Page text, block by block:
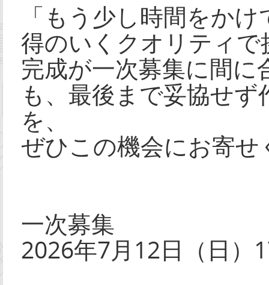
「もう少し時間をか
得のいくクオリティ
完成が一次募集に間
も、最後まで妥協せ
を、
ぜひこの機会にお寄せ
一次募集
2026年7月12日（日）